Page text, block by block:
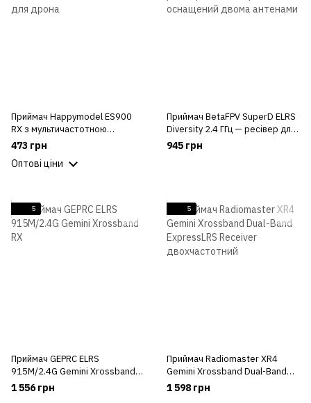
Приймач Happymodel ES900
RX з мультичастотною
антеною 710 МГц - 1080 МГц
для дрона
473 грн
Оптові ціни
Приймач BetaFPV SuperD ELRS
Diversity 2.4 ГГц — ресівер для
FPV дрона оснащений двома
антенами
945 грн
5
Приймач GEPRC ELRS
915M/2.4G Gemini Xrossband
RX
1 556 грн
5
Приймач Radiomaster XR4
Gemini Xrossband Dual-Band
ExpressLRS Receiver
двохчастотний
1 598 грн